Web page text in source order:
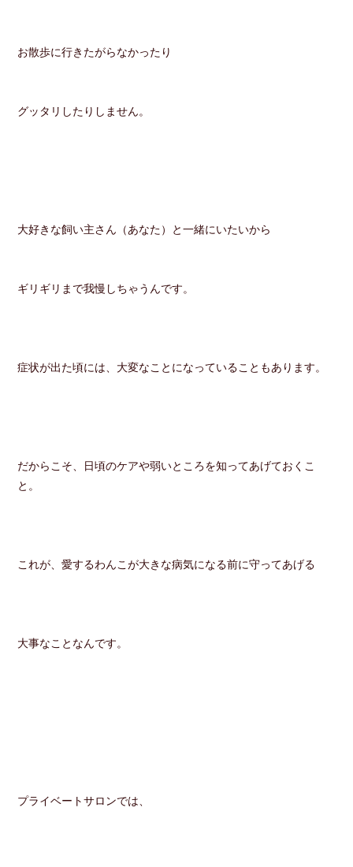
お散歩に行きたがらなかったり
グッタリしたりしません。
大好きな飼い主さん（あなた）と一緒にいたいから
ギリギリまで我慢しちゃうんです。
症状が出た頃には、大変なことになっていることもあります。
だからこそ、日頃のケアや弱いところを知ってあげておくこ
と。
これが、愛するわんこが大きな病気になる前に守ってあげる
大事なことなんです。
プライベートサロンでは、